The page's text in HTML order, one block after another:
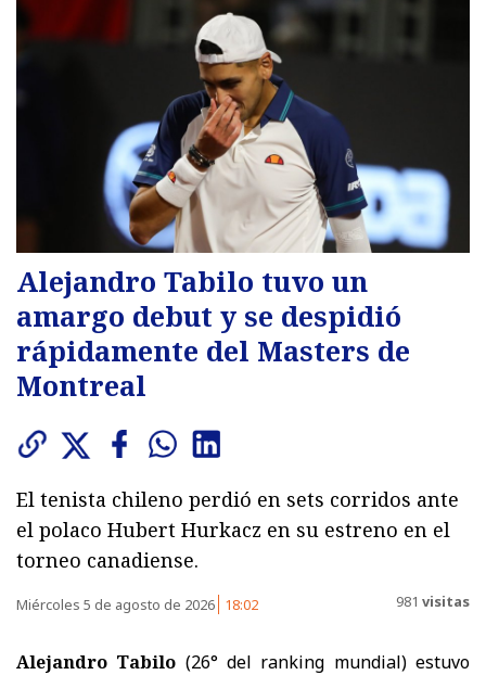
Alejandro Tabilo tuvo un
amargo debut y se despidió
rápidamente del Masters de
Montreal
El tenista chileno perdió en sets corridos ante
el polaco Hubert Hurkacz en su estreno en el
torneo canadiense.
Miércoles 5 de agosto de 2026 18:02 981 visitas
Alejandro Tabilo (26° del ranking mundial) estuvo